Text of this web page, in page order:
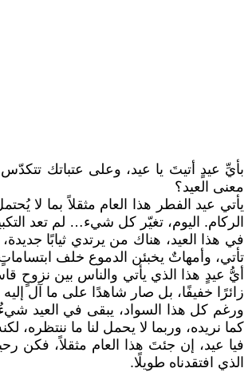
بأيِّ عيدٍ أتيتَ يا عيد، وعلى عتباتك
معنى العيد؟
يأتي عيد الفطر هذا العام مثقلاً بما لا
الركام. اليوم، تغيّر كل شيء… لم تعد
في هذا العيد، هناك من يرتدي ثيابًا
تأتي، وأمهاتٌ يخبئن الدموع خلف
أيُّ عيدٍ هذا الذي يأتي والناس بين
زائرًا خفيفًا، بل صار شاهدًا على ما آل
ورغم كل هذا السواد، يبقى في العيد
كما نريده، وربما لا يحمل لنا ما ننتظره،
فيا عيد، إن جئتَ هذا العام مثقلاً، فكن
الذي افتقدناه طويلًا.